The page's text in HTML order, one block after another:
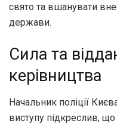
свято та вшанувати
держави.
Сила та
керівництва
Начальник поліції
виступу підкреслив, що